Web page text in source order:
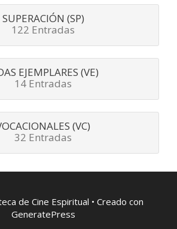
SUPERACIÓN (SP)
122 Entradas
EJEMPLARES (VE)
14 Entradas
(VC)
32 Entradas
de Cine Espiritual • Creado con
GeneratePress